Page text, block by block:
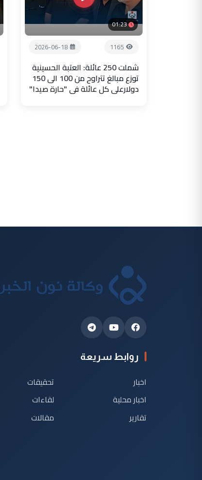
01:23
1165
2026-06-18
شملت 250 عائلة: العتبة الحسينية
توزع مبالغ تتراوح من 100 الى 150
دولارعلى كل عائلة في "حارة صيدا"
روابط سريعة
اخبار
اخبار محلية
تقارير
تحقيقات
لقاءات
مقالات